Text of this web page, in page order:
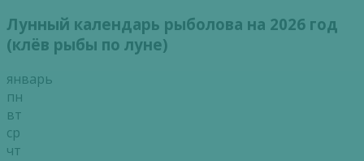
Лунный календарь рыболова на 2026 год
(клёв рыбы по луне)
январь
пн
вт
ср
чт